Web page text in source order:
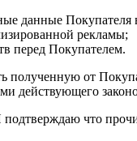
данные Покупателя
рекламы;
перед Покупателем.
полученную от
действующего
подтверждаю что